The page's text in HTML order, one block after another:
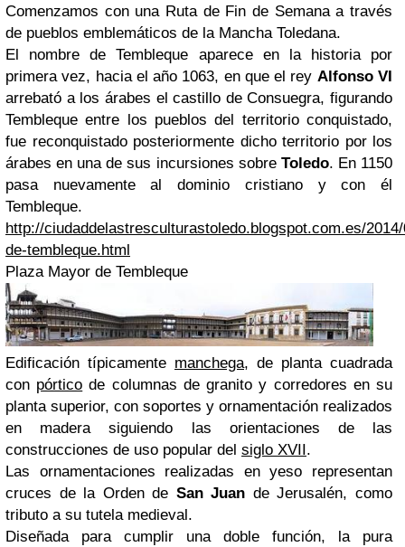
Comenzamos con una Ruta de Fin de Semana a través
de pueblos emblemáticos de la Mancha Toledana.
El nombre de Tembleque aparece en la historia por
primera vez, hacia el año 1063, en que el rey Alfonso VI
arrebató a los árabes el castillo de Consuegra, figurando
Tembleque entre los pueblos del territorio conquistado,
fue reconquistado posteriormente dicho territorio por los
árabes en una de sus incursiones sobre Toledo. En 1150
pasa nuevamente al dominio cristiano y con él
Tembleque.
http://ciudaddelastresculturastoledo.blogspot.com.es/
de-tembleque.html
Plaza Mayor de Tembleque
Edificación típicamente manchega, de planta cuadrada
con pórtico de columnas de granito y corredores en su
planta superior, con soportes y ornamentación realizados
en madera siguiendo las orientaciones de las
construcciones de uso popular del siglo XVII .
Las ornamentaciones realizadas en yeso representan
cruces de la Orden de San Juan de Jerusalén, como
tributo a su tutela medieval.
Diseñada para cumplir una doble función, la pura